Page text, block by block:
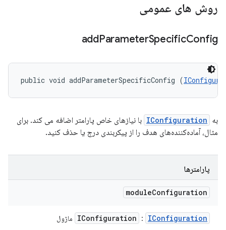
روش های عمومی
addParameterSpecificConfig
public void addParameterSpecificConfig (
به IConfiguration با نیازهای خاص پارامتر اضافه می کند. برای
مثال، آماده‌کننده‌های هدف را از پیکربندی درج یا حذف کنید.
پارامترها
moduleConfiguration
IConfiguration : IConfiguration ماژول